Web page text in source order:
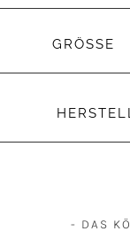
GRÖSSE
- DAS